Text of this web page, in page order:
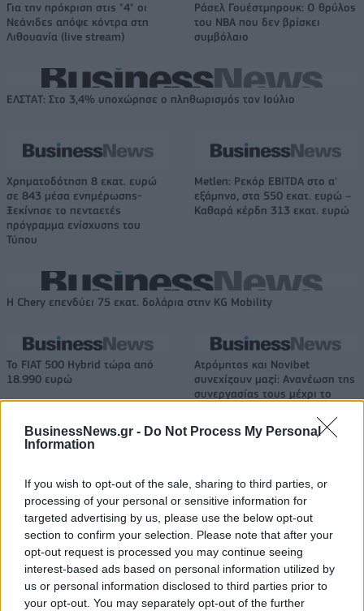
BusinessNews.gr - Do Not Process My Personal
Information
If you wish to opt-out of the sale, sharing to third parties, or
processing of your personal or sensitive information for
targeted advertising by us, please use the below opt-out
section to confirm your selection. Please note that after your
opt-out request is processed you may continue seeing
interest-based ads based on personal information utilized by
us or personal information disclosed to third parties prior to
your opt-out. You may separately opt-out of the further
Για την πρόκριση στις "4" οι
Νεάνιδες απόψε κόντρα στη
Λιθουανία (live stream)
Ράσελ Γουέστμπρουκ: Ο θρύλος
του NBA που δεν βρίσκει
συμβόλαιο
ΕΛΣΤΑΤ: Στο 3,4% υποχώρησε ο πληθωρισμός τον Ιούλιο
Χρηματοδότηση 8 εκατ. ευρώ
σε 843 μέσα ενημέρωσης-
Ξεκίνησε το πενταετές
πρόγραμμα ενίσχυσης του
Τύπου
Metlen: Ρεκόρ EBITDA στο α'
εξάμηνο, στα 550 εκατ. ευρώ –
Καθαρά κέρδη 313 εκατ. ευρώ
Η Chery επενδύει 75 εκατ. δολάρια στην KG Mobility
Το FIAT 500 Hybrid τώρα από
18.990 ευρώ
Ατρόμητος και Novibet
συνεχίζουν μαζί: Ανανέωση της
συνεργασίας τους μέχρι το
FTSE4Good
Alpha Bank: Για πρώτη φορά το Αρχαίο Θέατρο Επιδαύρου άνοιξε τις
πύλες του σε όλους